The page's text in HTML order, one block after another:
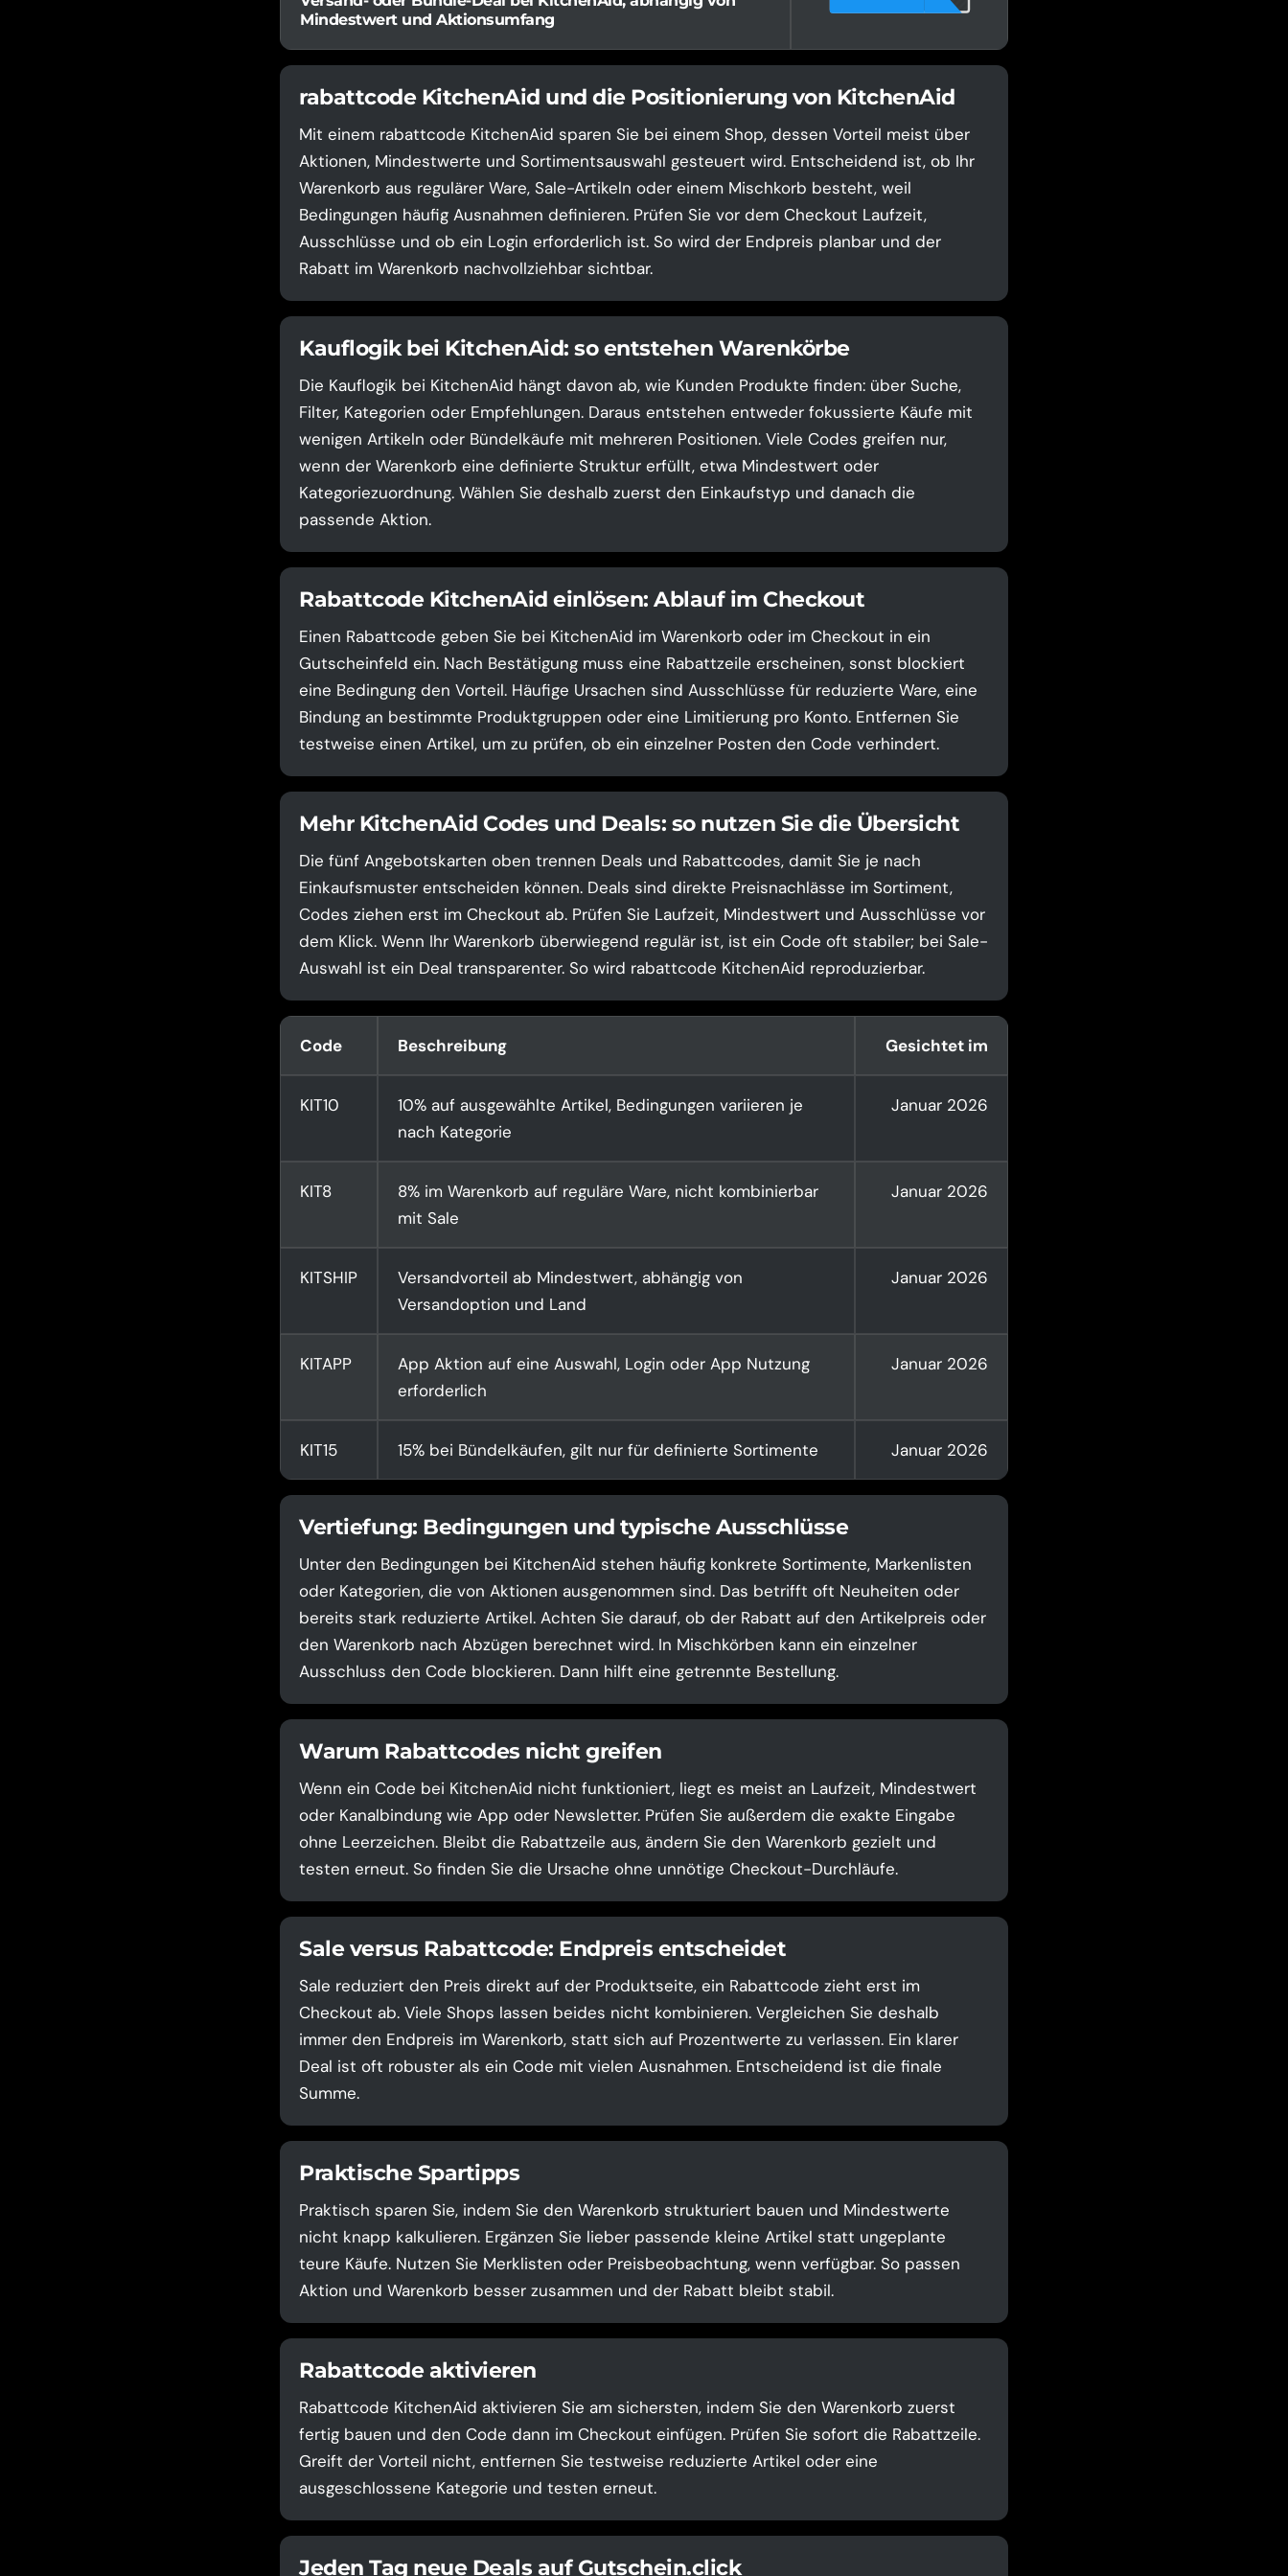
Mindestwert und Aktionsumfang
rabattcode KitchenAid und die Positionierung von KitchenAid
Mit einem rabattcode KitchenAid sparen Sie bei einem Shop, dessen Vorteil meist über
Aktionen, Mindestwerte und Sortimentsauswahl gesteuert wird. Entscheidend ist, ob Ihr
Warenkorb aus regulärer Ware, Sale-Artikeln oder einem Mischkorb besteht, weil
Bedingungen häufig Ausnahmen definieren. Prüfen Sie vor dem Checkout Laufzeit,
Ausschlüsse und ob ein Login erforderlich ist. So wird der Endpreis planbar und der
Rabatt im Warenkorb nachvollziehbar sichtbar.
Kauflogik bei KitchenAid: so entstehen Warenkörbe
Die Kauflogik bei KitchenAid hängt davon ab, wie Kunden Produkte finden: über Suche,
Filter, Kategorien oder Empfehlungen. Daraus entstehen entweder fokussierte Käufe mit
wenigen Artikeln oder Bündelkäufe mit mehreren Positionen. Viele Codes greifen nur,
wenn der Warenkorb eine definierte Struktur erfüllt, etwa Mindestwert oder
Kategoriezuordnung. Wählen Sie deshalb zuerst den Einkaufstyp und danach die
passende Aktion.
Rabattcode KitchenAid einlösen: Ablauf im Checkout
Einen Rabattcode geben Sie bei KitchenAid im Warenkorb oder im Checkout in ein
Gutscheinfeld ein. Nach Bestätigung muss eine Rabattzeile erscheinen, sonst blockiert
eine Bedingung den Vorteil. Häufige Ursachen sind Ausschlüsse für reduzierte Ware, eine
Bindung an bestimmte Produktgruppen oder eine Limitierung pro Konto. Entfernen Sie
testweise einen Artikel, um zu prüfen, ob ein einzelner Posten den Code verhindert.
Mehr KitchenAid Codes und Deals: so nutzen Sie die Übersicht
Die fünf Angebotskarten oben trennen Deals und Rabattcodes, damit Sie je nach
Einkaufsmuster entscheiden können. Deals sind direkte Preisnachlässe im Sortiment,
Codes ziehen erst im Checkout ab. Prüfen Sie Laufzeit, Mindestwert und Ausschlüsse vor
dem Klick. Wenn Ihr Warenkorb überwiegend regulär ist, ist ein Code oft stabiler; bei Sale-
Auswahl ist ein Deal transparenter. So wird rabattcode KitchenAid reproduzierbar.
Code Beschreibung Gesichtet im
KIT10
10% auf ausgewählte Artikel, Bedingungen variieren je
nach Kategorie
Januar 2026
KIT8
8% im Warenkorb auf reguläre Ware, nicht kombinierbar
mit Sale
Januar 2026
KITSHIP
Versandvorteil ab Mindestwert, abhängig von
Versandoption und Land
Januar 2026
KITAPP
App Aktion auf eine Auswahl, Login oder App Nutzung
erforderlich
Januar 2026
KIT15 15% bei Bündelkäufen, gilt nur für definierte Sortimente Januar 2026
Vertiefung: Bedingungen und typische Ausschlüsse
Unter den Bedingungen bei KitchenAid stehen häufig konkrete Sortimente, Markenlisten
oder Kategorien, die von Aktionen ausgenommen sind. Das betrifft oft Neuheiten oder
bereits stark reduzierte Artikel. Achten Sie darauf, ob der Rabatt auf den Artikelpreis oder
den Warenkorb nach Abzügen berechnet wird. In Mischkörben kann ein einzelner
Ausschluss den Code blockieren. Dann hilft eine getrennte Bestellung.
Warum Rabattcodes nicht greifen
Wenn ein Code bei KitchenAid nicht funktioniert, liegt es meist an Laufzeit, Mindestwert
oder Kanalbindung wie App oder Newsletter. Prüfen Sie außerdem die exakte Eingabe
ohne Leerzeichen. Bleibt die Rabattzeile aus, ändern Sie den Warenkorb gezielt und
testen erneut. So finden Sie die Ursache ohne unnötige Checkout-Durchläufe.
Sale versus Rabattcode: Endpreis entscheidet
Sale reduziert den Preis direkt auf der Produktseite, ein Rabattcode zieht erst im
Checkout ab. Viele Shops lassen beides nicht kombinieren. Vergleichen Sie deshalb
immer den Endpreis im Warenkorb, statt sich auf Prozentwerte zu verlassen. Ein klarer
Deal ist oft robuster als ein Code mit vielen Ausnahmen. Entscheidend ist die finale
Summe.
Praktische Spartipps
Praktisch sparen Sie, indem Sie den Warenkorb strukturiert bauen und Mindestwerte
nicht knapp kalkulieren. Ergänzen Sie lieber passende kleine Artikel statt ungeplante
teure Käufe. Nutzen Sie Merklisten oder Preisbeobachtung, wenn verfügbar. So passen
Aktion und Warenkorb besser zusammen und der Rabatt bleibt stabil.
Rabattcode aktivieren
Rabattcode KitchenAid aktivieren Sie am sichersten, indem Sie den Warenkorb zuerst
fertig bauen und den Code dann im Checkout einfügen. Prüfen Sie sofort die Rabattzeile.
Greift der Vorteil nicht, entfernen Sie testweise reduzierte Artikel oder eine
ausgeschlossene Kategorie und testen erneut.
Jeden Tag neue Deals auf Gutschein.click